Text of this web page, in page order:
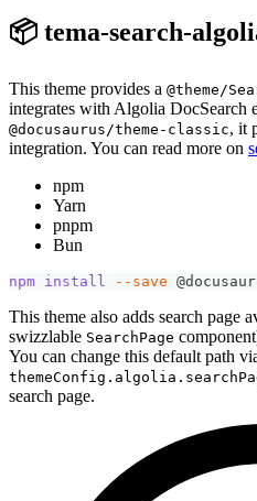
📦 tema-search-
This theme provides a @theme/
integrates with Algolia DocSearch
@docusaurus/theme-classic, it
integration. You can read more on
npm
Yarn
pnpm
Bun
npm install --save
This theme also adds search page
swizzlable SearchPage
You can change this default path
search page.